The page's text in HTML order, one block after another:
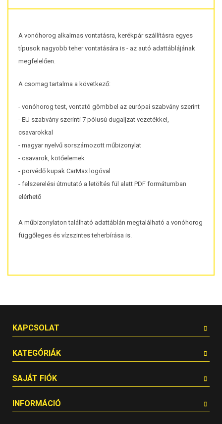
A vonóhorog alkalmas vontatásra, kerékpár szállításra egyes
típusok nagyobb teher vontatására is - az autó adattáblájának
megfelelően.
A csomag tartalma a következő:
- vonóhorog test, vontató gömbbel az európai szabvány szerint
- EU szabvány szerinti 7 pólusú dugaljzat vezetékkel,
csavarokkal
- magyar nyelvű sorszámozott műbizonylat
- csavarok, kötőelemek
- porvédő kupak CarMax logóval
- felszerelési útmutató a letöltés fül alatt PDF formátumban
elérhető
A műbizonylaton található adattáblán megtalálható a vonóhorog
függőleges és vízszintes teherbírása is.
KAPCSOLAT
KATEGÓRIÁK
SAJÁT FIÓK
INFORMÁCIÓ